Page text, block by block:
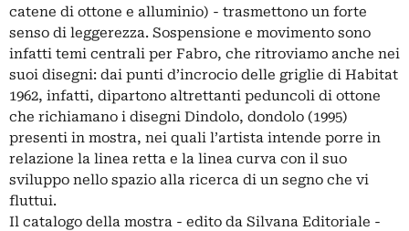
catene di ottone e alluminio) - trasmettono un forte
senso di leggerezza. Sospensione e movimento sono
infatti temi centrali per Fabro, che ritroviamo anche nei
suoi disegni: dai punti d’incrocio delle griglie di Habitat
1962, infatti, dipartono altrettanti peduncoli di ottone
che richiamano i disegni Dindolo, dondolo (1995)
presenti in mostra, nei quali l’artista intende porre in
relazione la linea retta e la linea curva con il suo
sviluppo nello spazio alla ricerca di un segno che vi
fluttui.
Il catalogo della mostra - edito da Silvana Editoriale -